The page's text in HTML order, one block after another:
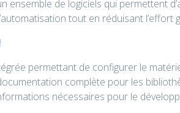
ensemble de logiciels qui permettent
tout en réduisant l’effort
permettant de configurer le
complète pour les
nécessaires pour le